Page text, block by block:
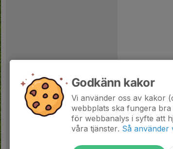
Godkänn kakor
Vi använder oss av kakor
webbplats ska fungera
för webbanalys i syfte att
våra tjänster. Så använder